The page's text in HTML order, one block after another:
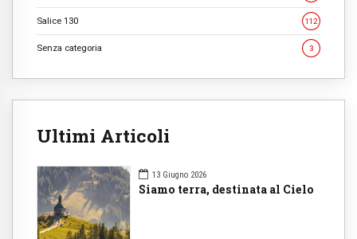
Salice 130 112
Senza categoria 3
Ultimi Articoli
13 Giugno 2026
Siamo terra, destinata al Cielo